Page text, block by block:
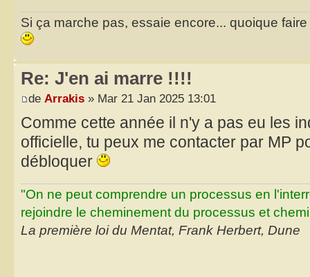
Si ça marche pas, essaie encore... quoique
Re: J'en ai marre !!!!
de Arrakis » Mar 21 Jan 2025 13:01
Comme cette année il n'y a pas eu les
officielle, tu peux me contacter par MP
débloquer
"On ne peut comprendre un processus en
rejoindre le cheminement du processus et
La première loi du Mentat, Frank Herbert, Dune